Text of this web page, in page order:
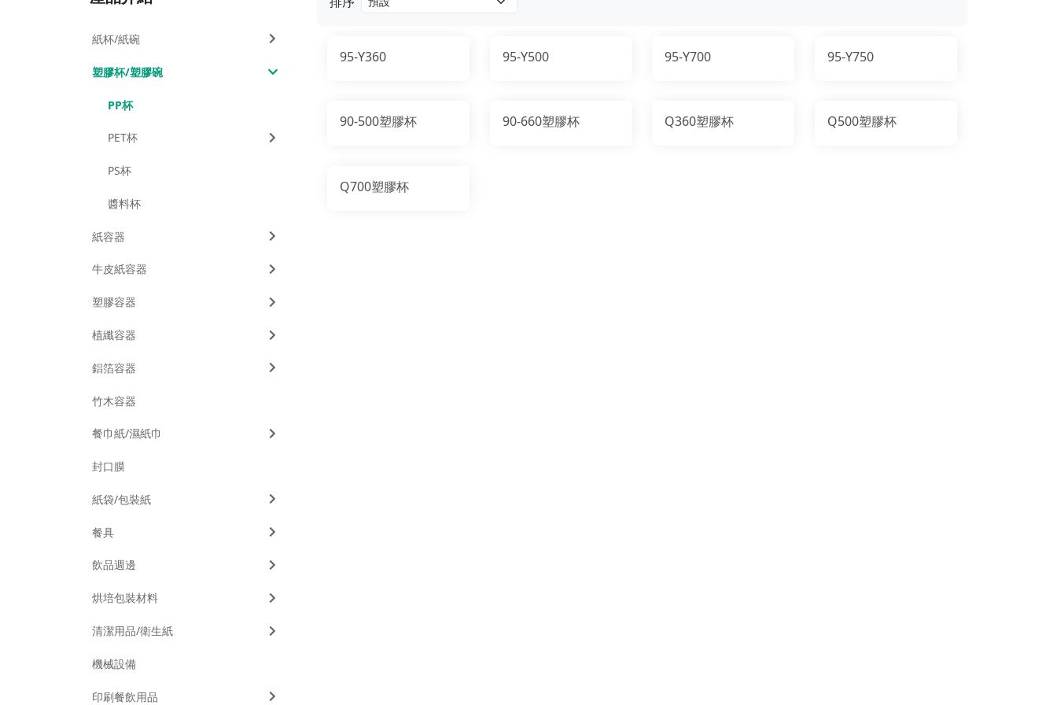
95-Y360 95-Y500 95-Y700 95-Y750
90-500塑膠杯 90-660塑膠杯 Q360塑膠杯 Q500塑膠杯
Q700塑膠杯
紙杯/紙碗
塑膠杯/塑膠碗
PP杯
PET杯
PS杯
醬料杯
紙容器
牛皮紙容器
塑膠容器
植纖容器
鋁箔容器
竹木容器
餐巾紙/濕紙巾
封口膜
紙袋/包裝紙
餐具
飲品週邊
烘培包裝材料
清潔用品/衛生紙
機械設備
印刷餐飲用品